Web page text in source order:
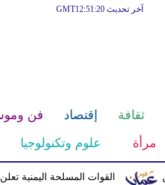
آخر تحديث GMT12:51:20
ثقافة إقتصاد فن
مرأة علوم وتكنولوجيا
القوات المسلحة اليمنية تعلن تنفيذ